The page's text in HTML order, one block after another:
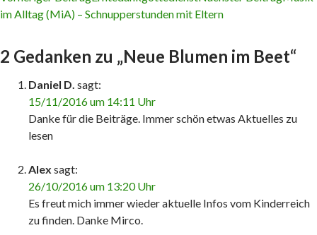
Beitrags-
Navigation
im Alltag (MiA) – Schnupperstunden mit Eltern
2 Gedanken zu „Neue Blumen im Beet“
Daniel D. sagt:
15/11/2016 um 14:11 Uhr
Danke für die Beiträge. Immer schön etwas Aktuelles zu
lesen
Alex sagt:
26/10/2016 um 13:20 Uhr
Es freut mich immer wieder aktuelle Infos vom Kinderreich
zu finden. Danke Mirco.